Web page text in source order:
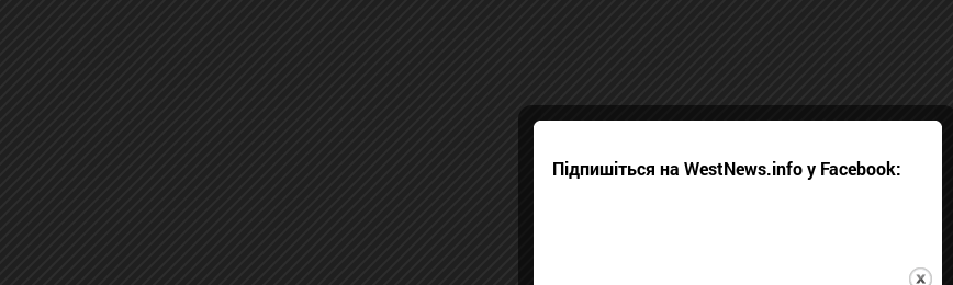
Підпишіться на WestNews.info у Facebook: